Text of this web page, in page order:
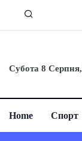
Субота 8
Home Спорт